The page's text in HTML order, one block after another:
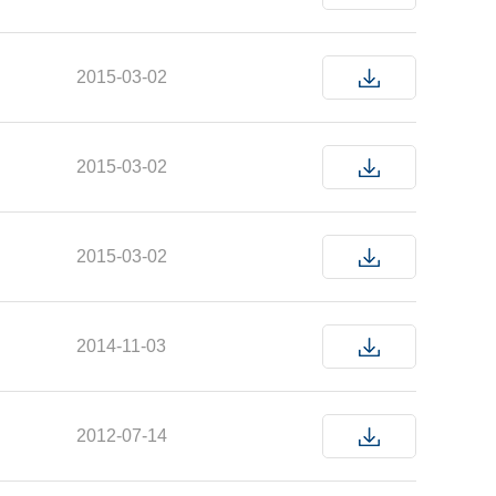
2015-03-02
2015-03-02
2015-03-02
2014-11-03
2012-07-14